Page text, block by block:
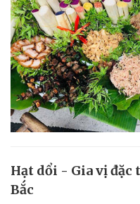
Hạt dổi - Gia vị đặc
Bắc